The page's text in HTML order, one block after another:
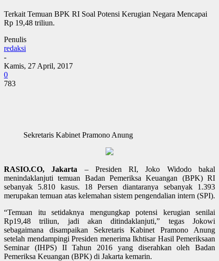
Terkait Temuan BPK RI Soal Potensi Kerugian Negara Mencapai
Rp 19,48 triliun.
Penulis
redaksi
-
Kamis, 27 April, 2017
0
783
Sekretaris Kabinet Pramono Anung
RASIO.CO, Jakarta – Presiden RI, Joko Widodo bakal
menindaklanjuti temuan Badan Pemeriksa Keuangan (BPK) RI
sebanyak 5.810 kasus. 18 Persen diantaranya sebanyak 1.393
merupakan temuan atas kelemahan sistem pengendalian intern (SPI).
“Temuan itu setidaknya mengungkap potensi kerugian senilai
Rp19,48 triliun, jadi akan ditindaklanjuti,” tegas Jokowi
sebagaimana disampaikan Sekretaris Kabinet Pramono Anung
setelah mendampingi Presiden menerima Ikhtisar Hasil Pemeriksaan
Seminar (IHPS) II Tahun 2016 yang diserahkan oleh Badan
Pemeriksa Keuangan (BPK) di Jakarta kemarin.